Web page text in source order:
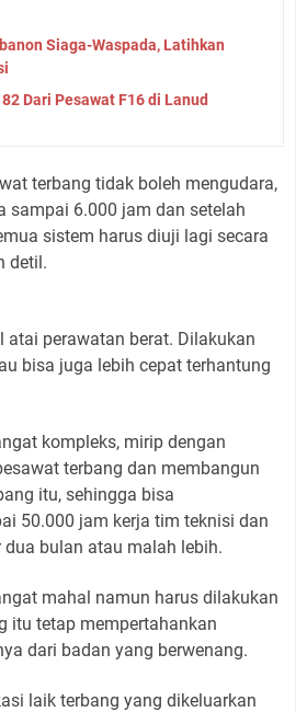
Siaga-Waspada, Latihkan
Dari Pesawat F16 di Lanud
terbang tidak boleh mengudara,
sampai 6.000 jam dan setelah
sistem harus diuji lagi secara
detil.
atai perawatan berat. Dilakukan
bisa juga lebih cepat terhantung
kompleks, mirip dengan
terbang dan membangun
itu, sehingga bisa
50.000 jam kerja tim teknisi dan
dua bulan atau malah lebih.
mahal namun harus dilakukan
itu tetap mempertahankan
dari badan yang berwenang.
laik terbang yang dikeluarkan